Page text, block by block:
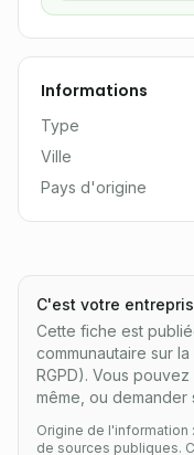
Informations
Type
Ville
Pays d'origine
C'est votre
Cette fiche est
communautaire sur
RGPD). Vous
même, ou demander
Origine de
de sources publiques.